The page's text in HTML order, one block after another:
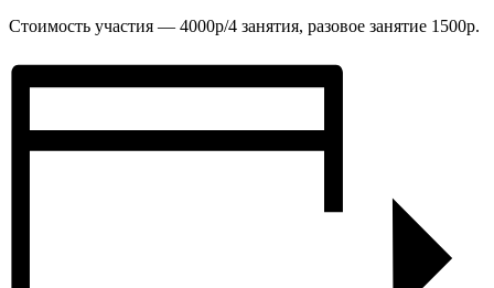
Стоимость участия — 4000р/4 занятия, разовое занятие 1500р.